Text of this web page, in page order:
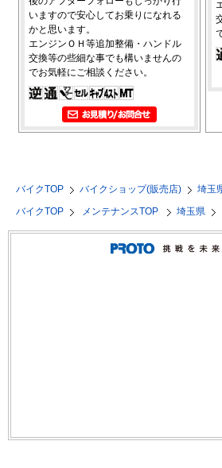
いますので安心してお乗りになれる
かと思います。
エンジンＯＨ等追加整備・ハンドル
交換等の些細な事でも構いませんの
でお気軽にご相談ください。
バイクTOP バイクショップ(販売店) 埼玉
バイクTOP
メンテナンスTOP 埼玉県